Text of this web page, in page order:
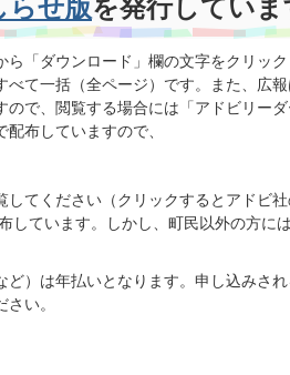
らせ版を発行していま
ら「ダウンロード」欄の文字をクリッ
べて一括（全ページ）です。また、広
ので、閲覧する場合には「アドビリー
布していますので、
てください（クリックするとアドビ
しています。しかし、町民以外の方に
ど）は年払いとなります。申し込みさ
い。